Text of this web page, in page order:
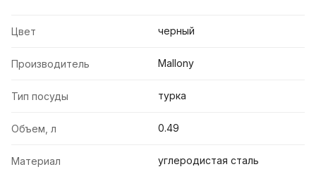
Цвет черный
Производитель Mallony
Тип посуды турка
Объем, л 0.49
Материал углеродистая сталь